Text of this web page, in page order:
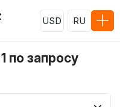
USD RU
по запросу